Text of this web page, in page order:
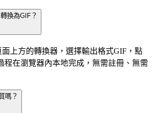
換為GIF？
上方的轉換器，選擇輸出格式GIF，點
程在瀏覽器內本地完成，無需註冊、無需
嗎？